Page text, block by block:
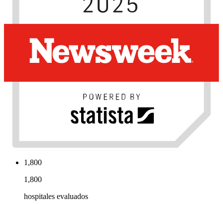
1,800
1,800
hospitales evaluados